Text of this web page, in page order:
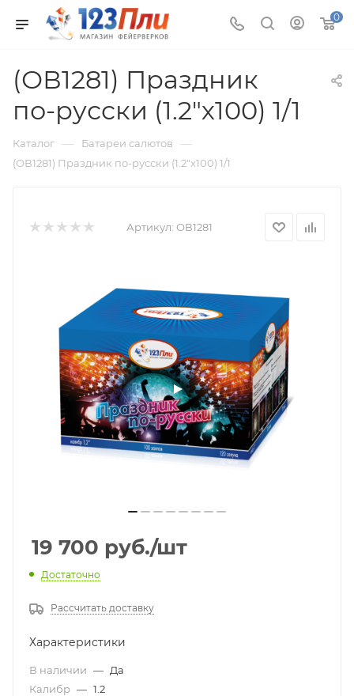
0
(ОВ1281) Праздник
по-русски (1.2"х100) 1/1
Каталог — Батареи салютов —
(ОВ1281) Праздник по-русски (1.2"х100) 1/1
Артикул: ОВ1281
19 700 руб./шт
Достаточно
Рассчитать доставку
Характеристики
В наличии — Да
Калибр — 1.2